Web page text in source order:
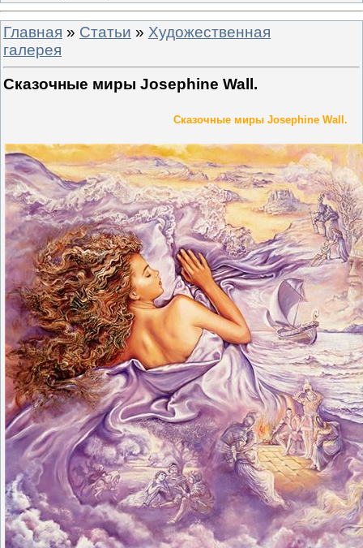
Главная » Статьи » Художественная
галерея
Сказочные миры Josephine Wall.
Сказочные миры Josephine Wall.